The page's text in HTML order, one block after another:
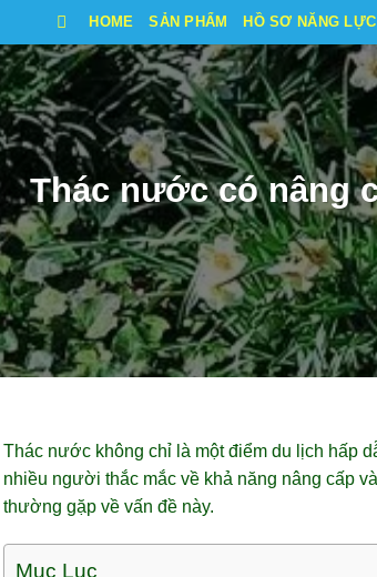
HOME SẢN PHẨM HỒ SƠ NĂNG LỰC
Thác nước có nâng
Thác nước không chỉ là một điểm du lịch hấp
nhiều người thắc mắc về khả năng nâng cấp
thường gặp về vấn đề này.
Mục Lục